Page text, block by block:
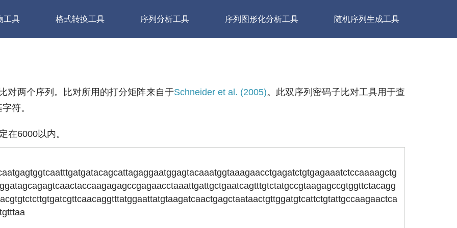
工具 格式转换工具 序列分析工具 序列图形化分析工具 随机序列生成工具
对两个序列。比对所用的打分矩阵来自于Schneider et al. (2005)。此双序列密码子比对工具用于查
符。
在6000以内。